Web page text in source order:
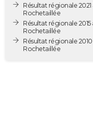
Destinations
City break
Voyage nature
Voyage de noces
Forum
PHOTO
GUIDES D'ACHAT
BONS PLANS
Résultat régionale 2021
Rochetaillée
Résultat régionale 2015
Rochetaillée
Résultat régionale 2010
Rochetaillée